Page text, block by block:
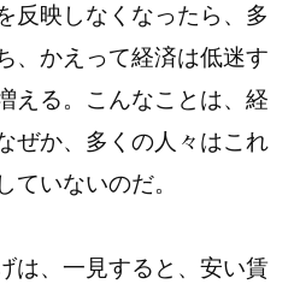
反映しなくなったら、多
、かえって経済は低迷す
える。こんなことは、経
ぜか、多くの人々はこれ
ていないのだ。
は、一見すると、安い賃